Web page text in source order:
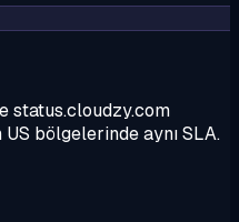
status.cloudzy.com
bölgelerinde aynı SLA.